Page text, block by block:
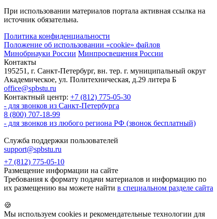
При использовании материалов портала активная ссылка на
источник обязательна.
Политика конфиденциальности
Положение об использовании «cookie» файлов
Минобрнауки России Минпросвещения России
Контакты
195251, г. Санкт-Петербург, вн. тер. г. муниципальный округ
Академическое, ул. Политехническая, д.29 литера Б
office@spbstu.ru
Контактный центр: +7 (812) 775-05-30
- для звонков из Санкт-Петербурга
8 (800) 707-18-99
- для звонков из любого региона РФ (звонок бесплатный)
Служба поддержки пользователей
support@spbstu.ru
+7 (812) 775-05-10
Размещение информации на сайте
Требования к формату подачи материалов и информацию по
их размещению вы можете найти в специальном разделе сайта
🍪
Мы используем cookies и рекомендательные технологии для